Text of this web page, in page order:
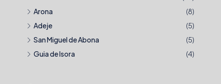
Arona
(8)
Adeje
(5)
San Miguel de Abona
(5)
Guia de Isora
(4)